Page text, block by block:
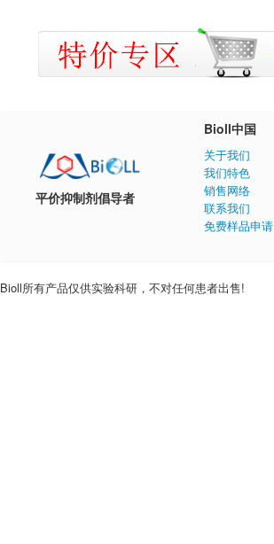
平价抑制剂倡导者
Bioll中国
关于我们
我们特色
销售网络
联系我们
免费样品申请
Bioll所有产品仅供实验科研，不对任何患者出售!